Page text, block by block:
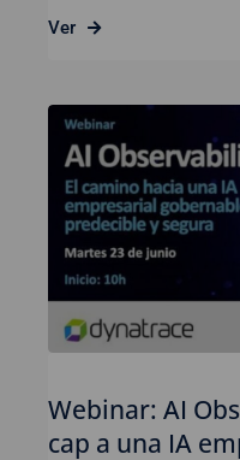
Ver
Webinar: AI
cap a una IA